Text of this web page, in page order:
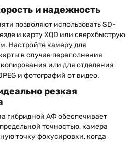
и надежность
позволяют использовать SD-
и карту XQD или сверхбыструю
Настройте камеру для
в случае переполнения
или для отделения
и фотографий от видео.
резкая
гибридной АФ обеспечивает
точностью, камера
точку фокусировки, когда